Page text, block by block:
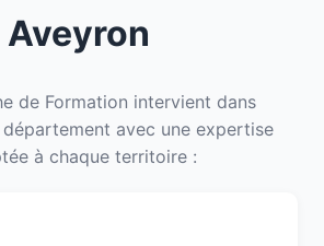
Aveyron
de Formation intervient dans
avec une expertise
à chaque territoire :